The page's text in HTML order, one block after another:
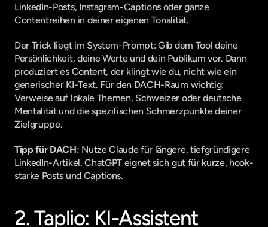
LinkedIn-Posts, Instagram-Captions oder ganze
Contentreihen in deiner eigenen Tonalität.
Der Trick liegt im System-Prompt: Gib dem Tool deine
Persönlichkeit, deine Werte und dein Publikum vor. Dann
produziert es Content, der klingt wie du, nicht wie ein
generischer KI-Text. Für den DACH-Raum wichtig:
Verweise auf lokale Themen, Schweizer oder deutsche
Mentalität und die spezifischen Schmerzpunkte deiner
Zielgruppe.
Tipp für DACH: Nutze Claude für längere, tiefgründigere
LinkedIn-Artikel. ChatGPT eignet sich gut für kurze, hook-
starke Posts und Captions.
2. Taplio: KI-Assistent